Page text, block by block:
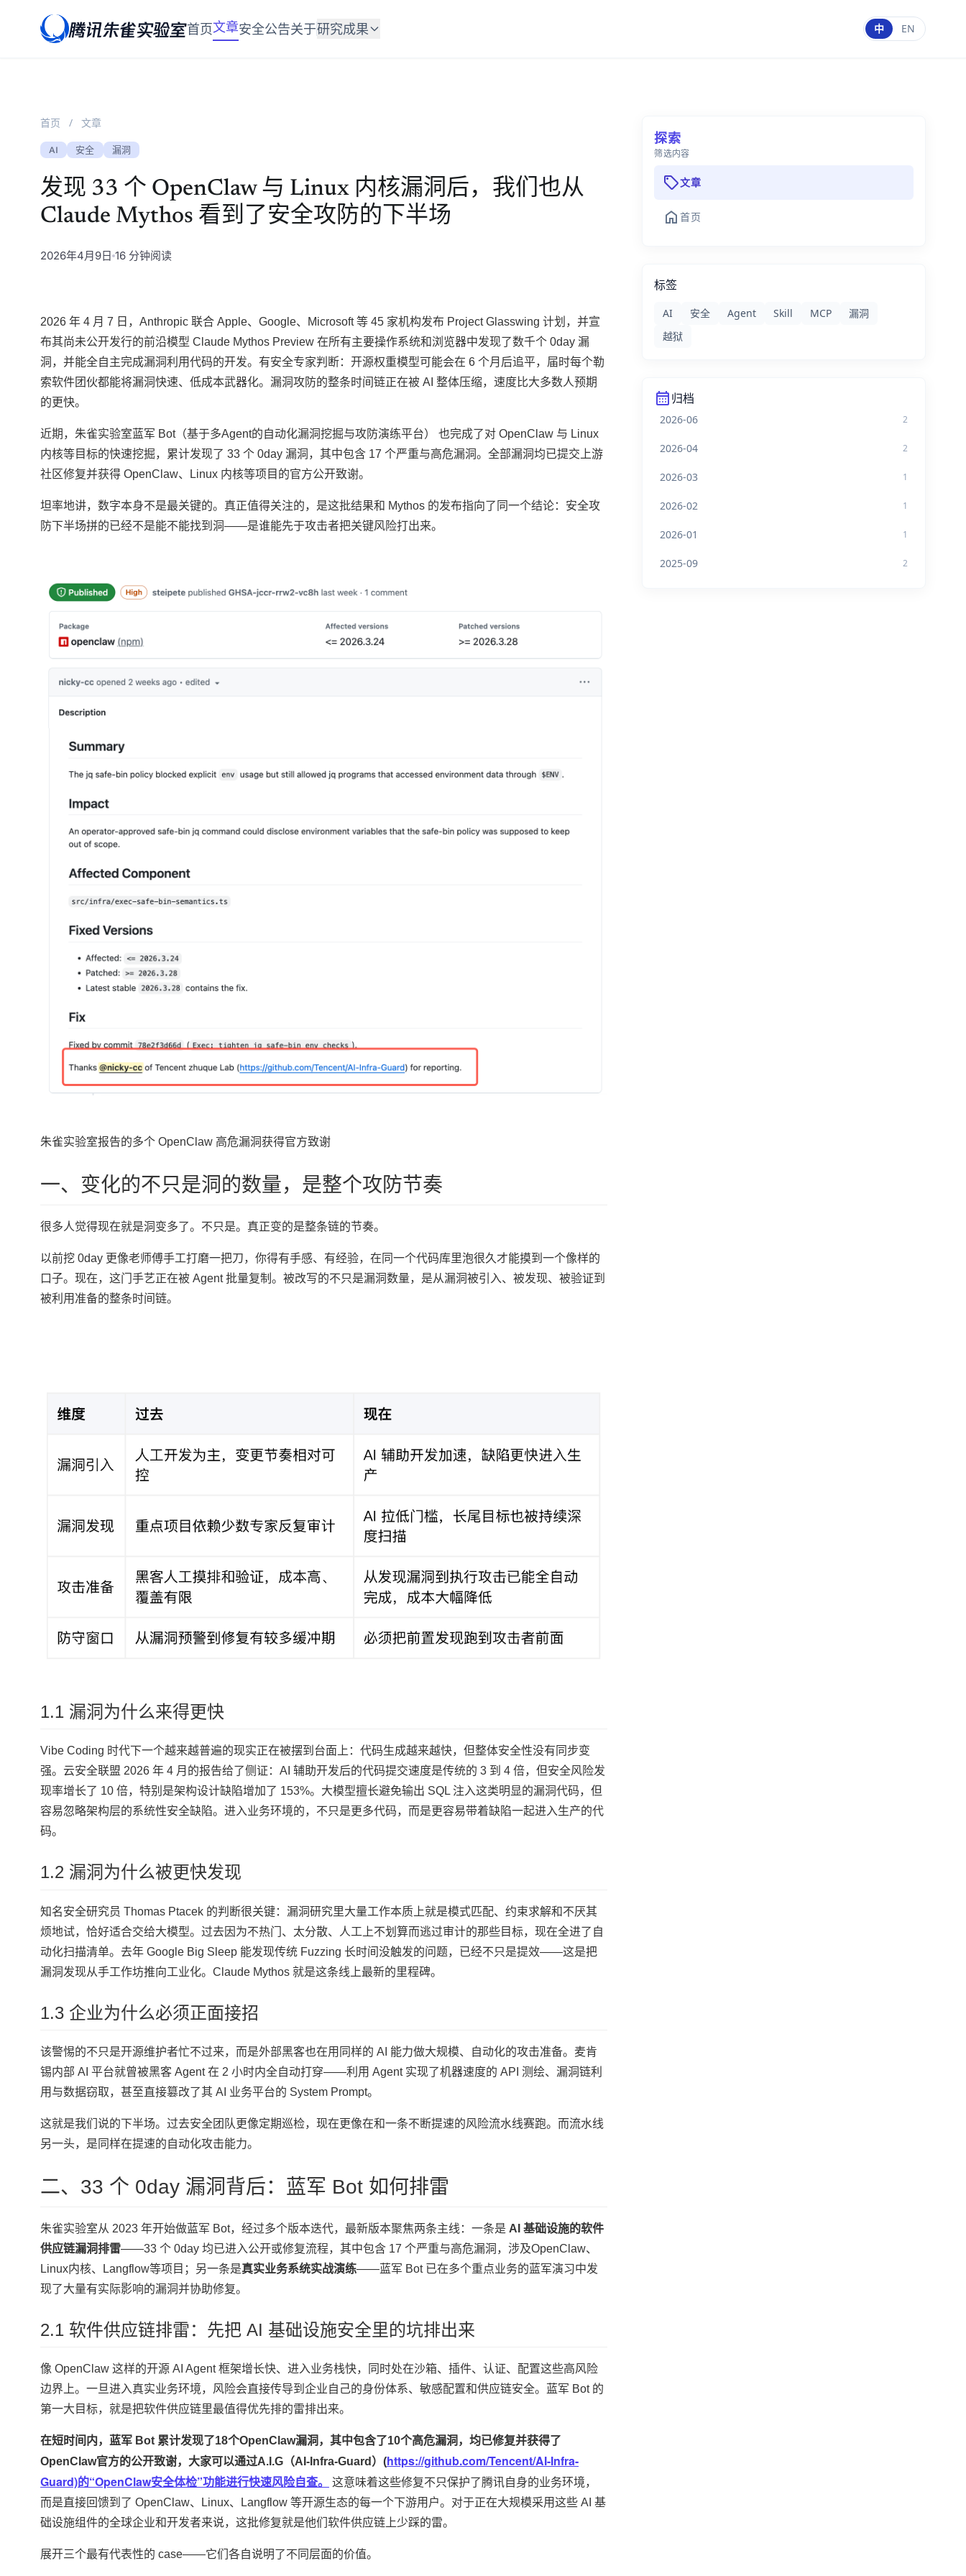
腾讯朱雀实验室首页文章安全公告关于研究成果 中 EN
首页 / 文章
AI 安全 漏洞
发现 33 个 OpenClaw 与 Linux 内核漏洞后，我们也从
Claude Mythos 看到了安全攻防的下半场
2026年4月9日 16 分钟阅读
2026 年 4 月 7 日，Anthropic 联合 Apple、Google、Microsoft 等 45 家机构发布 Project Glasswing 计划，并宣
布其尚未公开发行的前沿模型 Claude Mythos Preview 在所有主要操作系统和浏览器中发现了数千个 0day 漏
洞，并能全自主完成漏洞利用代码的开发。有安全专家判断：开源权重模型可能会在 6 个月后追平，届时每个勒
索软件团伙都能将漏洞快速、低成本武器化。漏洞攻防的整条时间链正在被 AI 整体压缩，速度比大多数人预期
的更快。
近期，朱雀实验室蓝军 Bot（基于多Agent的自动化漏洞挖掘与攻防演练平台） 也完成了对 OpenClaw 与 Linux
内核等目标的快速挖掘，累计发现了 33 个 0day 漏洞，其中包含 17 个严重与高危漏洞。全部漏洞均已提交上游
社区修复并获得 OpenClaw、Linux 内核等项目的官方公开致谢。
坦率地讲，数字本身不是最关键的。真正值得关注的，是这批结果和 Mythos 的发布指向了同一个结论：安全攻
防下半场拼的已经不是能不能找到洞——是谁能先于攻击者把关键风险打出来。
朱雀实验室报告的多个 OpenClaw 高危漏洞获得官方致谢
一、变化的不只是洞的数量，是整个攻防节奏
很多人觉得现在就是洞变多了。不只是。真正变的是整条链的节奏。
以前挖 0day 更像老师傅手工打磨一把刀，你得有手感、有经验，在同一个代码库里泡很久才能摸到一个像样的
口子。现在，这门手艺正在被 Agent 批量复制。被改写的不只是漏洞数量，是从漏洞被引入、被发现、被验证到
被利用准备的整条时间链。
1.1 漏洞为什么来得更快
Vibe Coding 时代下一个越来越普遍的现实正在被摆到台面上：代码生成越来越快，但整体安全性没有同步变
强。云安全联盟 2026 年 4 月的报告给了侧证：AI 辅助开发后的代码提交速度是传统的 3 到 4 倍，但安全风险发
现率增长了 10 倍，特别是架构设计缺陷增加了 153%。大模型擅长避免输出 SQL 注入这类明显的漏洞代码，但
容易忽略架构层的系统性安全缺陷。进入业务环境的，不只是更多代码，而是更容易带着缺陷一起进入生产的代
码。
1.2 漏洞为什么被更快发现
知名安全研究员 Thomas Ptacek 的判断很关键：漏洞研究里大量工作本质上就是模式匹配、约束求解和不厌其
烦地试，恰好适合交给大模型。过去因为不热门、太分散、人工上不划算而逃过审计的那些目标，现在全进了自
动化扫描清单。去年 Google Big Sleep 能发现传统 Fuzzing 长时间没触发的问题，已经不只是提效——这是把
漏洞发现从手工作坊推向工业化。Claude Mythos 就是这条线上最新的里程碑。
1.3 企业为什么必须正面接招
该警惕的不只是开源维护者忙不过来，而是外部黑客也在用同样的 AI 能力做大规模、自动化的攻击准备。麦肯
锡内部 AI 平台就曾被黑客 Agent 在 2 小时内全自动打穿——利用 Agent 实现了机器速度的 API 测绘、漏洞链利
用与数据窃取，甚至直接篡改了其 AI 业务平台的 System Prompt。
这就是我们说的下半场。过去安全团队更像定期巡检，现在更像在和一条不断提速的风险流水线赛跑。而流水线
另一头，是同样在提速的自动化攻击能力。
二、33 个 0day 漏洞背后：蓝军 Bot 如何排雷
朱雀实验室从 2023 年开始做蓝军 Bot，经过多个版本迭代，最新版本聚焦两条主线：一条是 AI 基础设施的软件
供应链漏洞排雷——33 个 0day 均已进入公开或修复流程，其中包含 17 个严重与高危漏洞，涉及OpenClaw、
Linux内核、Langflow等项目；另一条是真实业务系统实战演练——蓝军 Bot 已在多个重点业务的蓝军演习中发
现了大量有实际影响的漏洞并协助修复。
2.1 软件供应链排雷：先把 AI 基础设施安全里的坑排出来
像 OpenClaw 这样的开源 AI Agent 框架增长快、进入业务栈快，同时处在沙箱、插件、认证、配置这些高风险
边界上。一旦进入真实业务环境，风险会直接传导到企业自己的身份体系、敏感配置和供应链安全。蓝军 Bot 的
第一大目标，就是把软件供应链里最值得优先排的雷排出来。
在短时间内，蓝军 Bot 累计发现了18个OpenClaw漏洞，其中包含了10个高危漏洞，均已修复并获得了
OpenClaw官方的公开致谢，大家可以通过A.I.G（AI-Infra-Guard）(https://github.com/Tencent/AI-Infra-
Guard)的“OpenClaw安全体检”功能进行快速风险自查。
这意味着这些修复不只保护了腾讯自身的业务环境，
而是直接回馈到了 OpenClaw、Linux、Langflow 等开源生态的每一个下游用户。对于正在大规模采用这些 AI 基
础设施组件的全球企业和开发者来说，这批修复就是他们软件供应链上少踩的雷。
展开三个最有代表性的 case——它们各自说明了不同层面的价值。
探索
筛选内容
sell文章
home首页
标签
AI 安全 Agent Skill MCP
漏洞
越狱
calendar_month 归档
2026-06 2
2026-04 2
2026-03 1
2026-02 1
2026-01 1
2025-09 2